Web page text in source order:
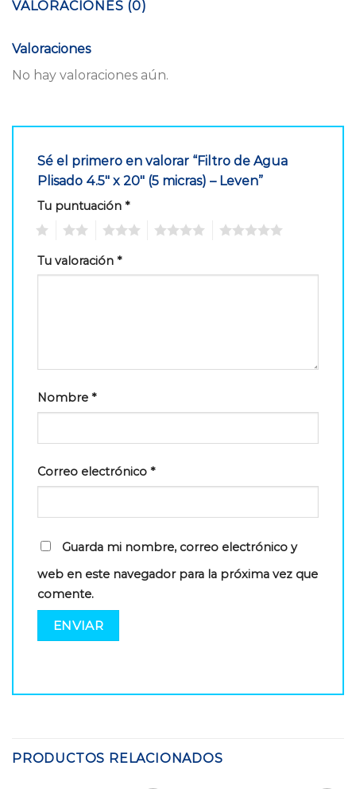
VALORACIONES (0)
Valoraciones
No hay valoraciones aún.
Sé el primero en valorar “Filtro de Agua
Plisado 4.5″ x 20″ (5 micras) – Leven”
Tu puntuación *
Tu valoración *
Nombre *
Correo electrónico *
Guarda mi nombre, correo electrónico y
web en este navegador para la próxima vez que
comente.
PRODUCTOS RELACIONADOS